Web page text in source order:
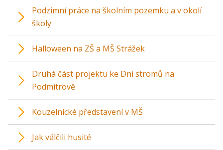
Podzimní práce na školním pozemku a v okolí
školy
Halloween na ZŠ a MŠ Strážek
Druhá část projektu ke Dni stromů na
Podmitrově
Kouzelnické představení v MŠ
Jak válčili husité